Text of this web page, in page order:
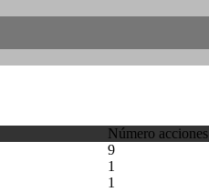
Número acciones
9
1
1